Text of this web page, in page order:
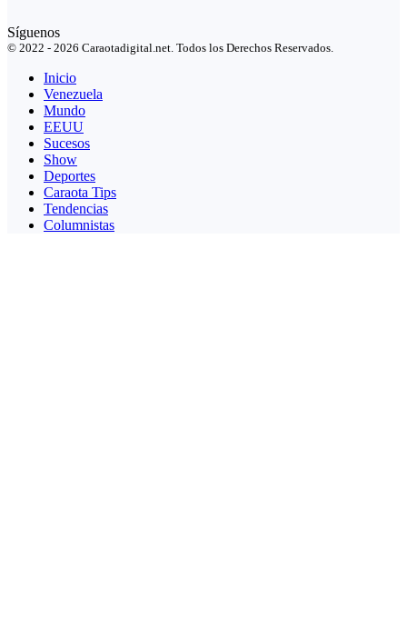
Síguenos
© 2022 - 2026 Caraotadigital.net. Todos los Derechos Reservados.
Inicio
Venezuela
Mundo
EEUU
Sucesos
Show
Deportes
Caraota Tips
Tendencias
Columnistas